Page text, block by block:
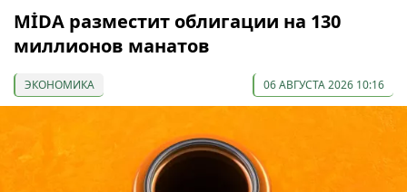
МİDA разместит облигации на 130
миллионов манатов
ЭКОНОМИКА 06 АВГУСТА 2026 10:16